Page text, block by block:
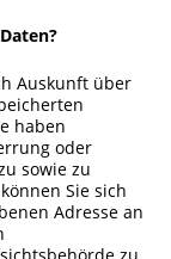
Auskunft über
haben
oder
sowie zu
Sie sich
Adresse an
zu.